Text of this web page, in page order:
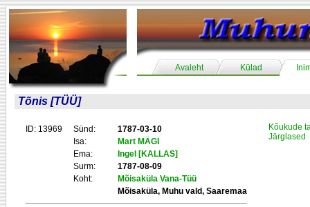
Avaleht Külad
Tõnis [TÜÜ]
ID: 13969 Sünd:
1787-03-10
Isa:
Mart MÄGI
Ema:
Ingel [KALLAS]
Surm:
1787-08-09
Koht:
Mõisaküla Vana-Tüü
Mõisaküla, Muhu vald, Saaremaa
Kõukude
Järglased